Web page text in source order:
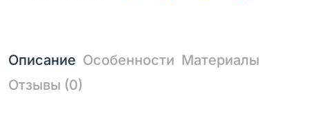
Описание Особенности Материалы
Отзывы (0)